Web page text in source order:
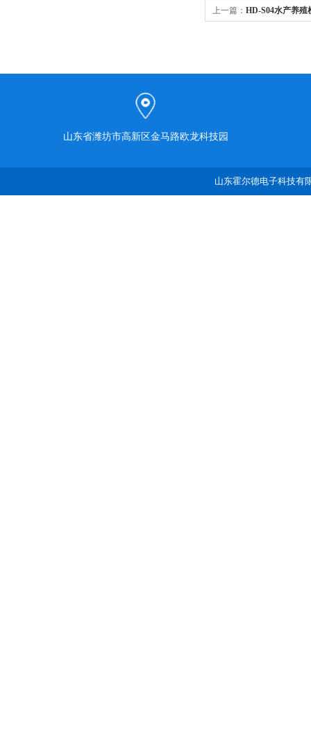
上一篇： HD-S04水产养殖
山东省潍坊市高新区金马路欧龙科技园
山东霍尔德电子科技有